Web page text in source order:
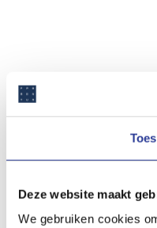
Deze website maakt
We gebruiken cookies